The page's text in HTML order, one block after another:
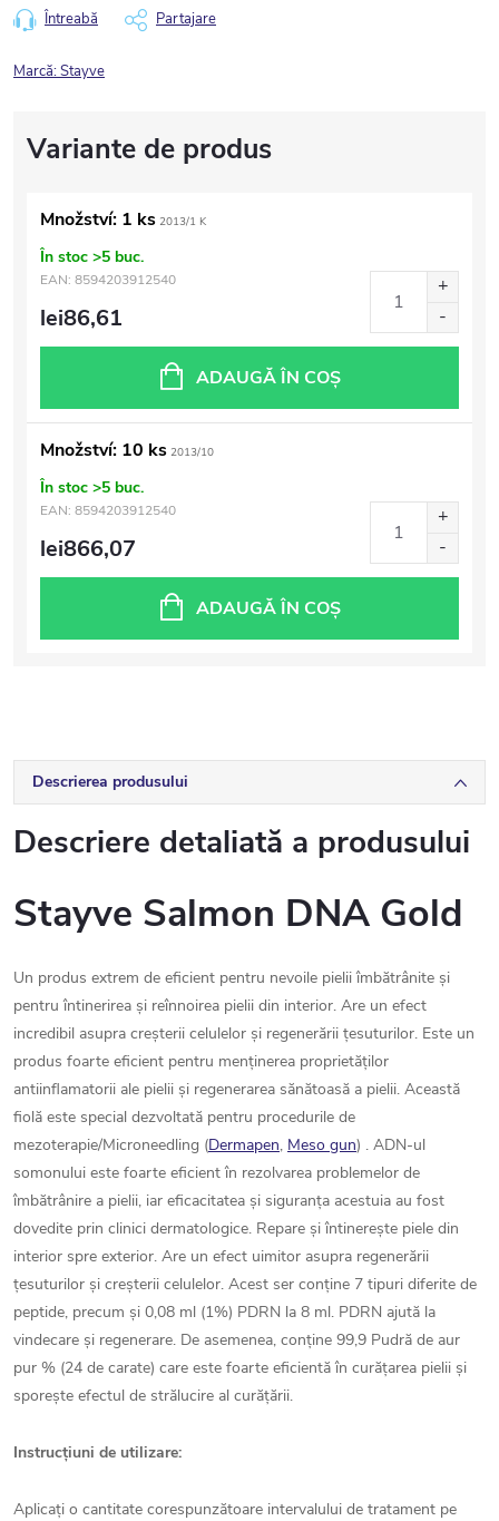
Întreabă Partajare
Marcă:Stayve
Množství: 1 ks 2013/1 K
În stoc >5 buc.
EAN: 8594203912540
lei86,61
ADAUGĂ ÎN COŞ
Množství: 10 ks 2013/10
În stoc >5 buc.
EAN: 8594203912540
lei866,07
ADAUGĂ ÎN COŞ
Descrierea produsului
Descriere detaliată a produsului
Stayve Salmon DNA Gold
Un produs extrem de eficient pentru nevoile pielii îmbătrânite și
pentru întinerirea și reînnoirea pielii din interior. Are un efect
incredibil asupra creșterii celulelor și regenerării țesuturilor. Este un
produs foarte eficient pentru menținerea proprietăților
antiinflamatorii ale pielii și regenerarea sănătoasă a pielii. Această
fiolă este special dezvoltată pentru procedurile de
mezoterapie/Microneedling (Dermapen, Meso gun) . ADN-ul
somonului este foarte eficient în rezolvarea problemelor de
îmbătrânire a pielii, iar eficacitatea și siguranța acestuia au fost
dovedite prin clinici dermatologice. Repare și întinerește piele din
interior spre exterior. Are un efect uimitor asupra regenerării
țesuturilor și creșterii celulelor. Acest ser conține 7 tipuri diferite de
peptide, precum și 0,08 ml (1%) PDRN la 8 ml. PDRN ajută la
vindecare și regenerare. De asemenea, conține 99,9 Pudră de aur
pur % (24 de carate) care este foarte eficientă în curățarea pielii și
sporește efectul de strălucire al curățării.
Instrucțiuni de utilizare:
Aplicați o cantitate corespunzătoare intervalului de tratament pe